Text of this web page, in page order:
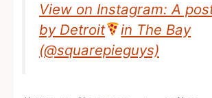
View on Instagram: A
by Detroit
in The Bay
(@squarepieguys)